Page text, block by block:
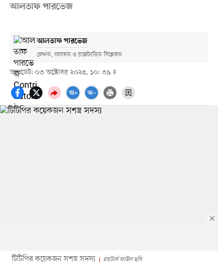
আলতাফ পারভেজ
আলতাফ পারভেজ
লেখক, গবেষক ও রাজনৈতিক বিশ্লেষক
আপডেট: ০৩ অক্টোবর ২০২৫, ১০: ৩৯
টিটিপির কয়েকজন সশস্ত্র সদস্য রয়টার্স ফাইল ছবি